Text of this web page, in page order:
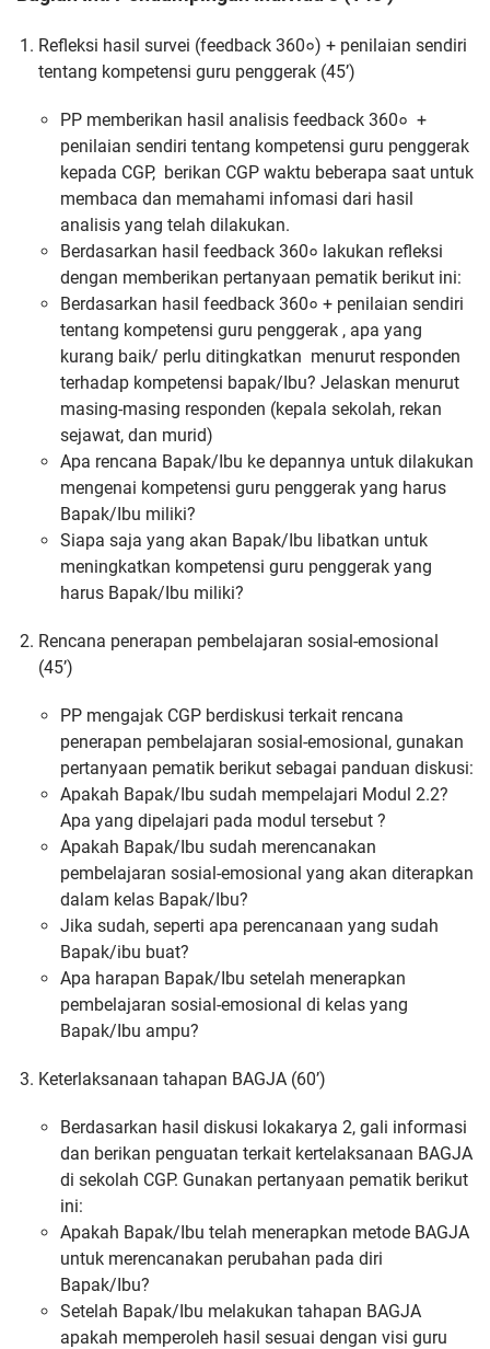
Refleksi hasil survei (feedback 360०) + penilaian sendiri
tentang kompetensi guru penggerak (45’)
PP memberikan hasil analisis feedback 360० +
penilaian sendiri tentang kompetensi guru penggerak
kepada CGP, berikan CGP waktu beberapa saat untuk
membaca dan memahami infomasi dari hasil
analisis yang telah dilakukan.
Berdasarkan hasil feedback 360० lakukan refleksi
dengan memberikan pertanyaan pematik berikut ini:
Berdasarkan hasil feedback 360० + penilaian sendiri
tentang kompetensi guru penggerak , apa yang
kurang baik/ perlu ditingkatkan menurut responden
terhadap kompetensi bapak/Ibu? Jelaskan menurut
masing-masing responden (kepala sekolah, rekan
sejawat, dan murid)
Apa rencana Bapak/Ibu ke depannya untuk dilakukan
mengenai kompetensi guru penggerak yang harus
Bapak/Ibu miliki?
Siapa saja yang akan Bapak/Ibu libatkan untuk
meningkatkan kompetensi guru penggerak yang
harus Bapak/Ibu miliki?
Rencana penerapan pembelajaran sosial-emosional
(45’)
PP mengajak CGP berdiskusi terkait rencana
penerapan pembelajaran sosial-emosional, gunakan
pertanyaan pematik berikut sebagai panduan diskusi:
Apakah Bapak/Ibu sudah mempelajari Modul 2.2?
Apa yang dipelajari pada modul tersebut ?
Apakah Bapak/Ibu sudah merencanakan
pembelajaran sosial-emosional yang akan diterapkan
dalam kelas Bapak/Ibu?
Jika sudah, seperti apa perencanaan yang sudah
Bapak/ibu buat?
Apa harapan Bapak/Ibu setelah menerapkan
pembelajaran sosial-emosional di kelas yang
Bapak/Ibu ampu?
Keterlaksanaan tahapan BAGJA (60’)
Berdasarkan hasil diskusi lokakarya 2, gali informasi
dan berikan penguatan terkait kertelaksanaan BAGJA
di sekolah CGP. Gunakan pertanyaan pematik berikut
ini:
Apakah Bapak/Ibu telah menerapkan metode BAGJA
untuk merencanakan perubahan pada diri
Bapak/Ibu?
Setelah Bapak/Ibu melakukan tahapan BAGJA
apakah memperoleh hasil sesuai dengan visi guru